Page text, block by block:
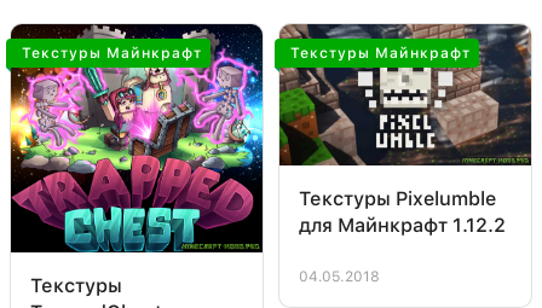
Текстуры Майнкрафт
Текстуры
Текстуры Майнкрафт
Текстуры Pixelumble
для Майнкрафт 1.12.2
04.05.2018